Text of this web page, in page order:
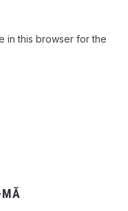
in this browser for the